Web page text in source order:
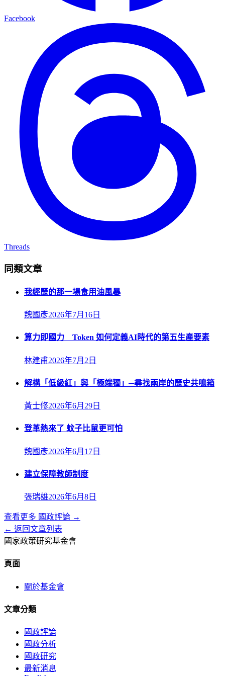
Facebook
Threads
同類文章
我經歷的那一場食用油風暴
魏國彥2026年7月16日
算力即國力 Token 如何定義AI時代的第五生產要素
林建甫2026年7月2日
解構「低級紅」與「極端獨」─尋找兩岸的歷史共鳴箱
黃士修2026年6月29日
登革熱來了 蚊子比鼠更可怕
魏國彥2026年6月17日
建立保障教師制度
張瑞雄2026年6月8日
查看更多 國政評論 →
← 返回文章列表
國家政策研究基金會
頁面
關於基金會
文章分類
國政評論
國政分析
國政研究
最新消息